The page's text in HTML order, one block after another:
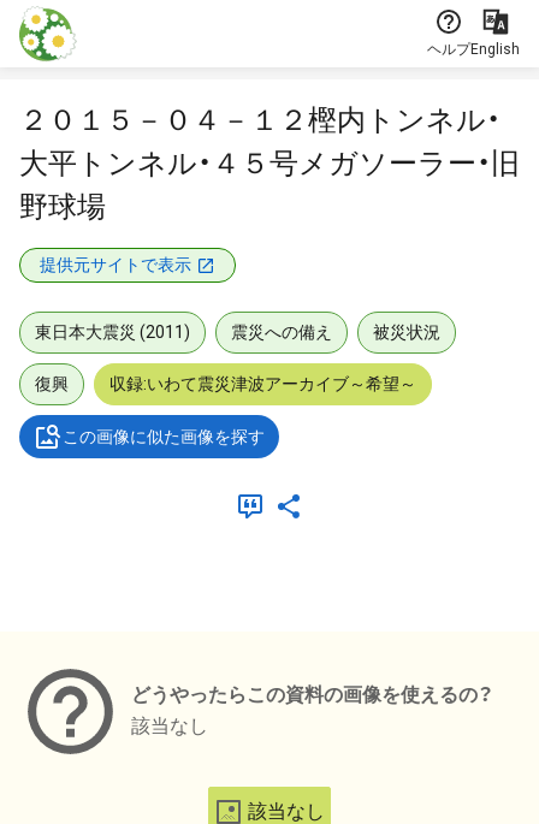
本文に飛ぶ
ヘルプEnglish
２０１５－０４－１２樫内トンネル・
大平トンネル・４５号メガソーラー・旧
野球場
提供元サイトで表示
東日本大震災 (2011) 震災への備え 被災状況
復興 収録:いわて震災津波アーカイブ～希望～
この画像に似た画像を探す
どうやったらこの資料の画像を使えるの？
該当なし
該当なし